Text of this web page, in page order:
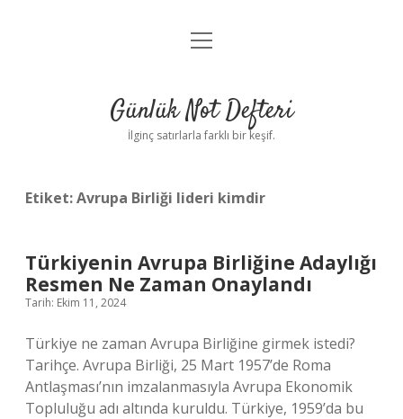
Anasayfa
Yasal Uyarı
menüyü
Günlük Not Defteri
İlginç satırlarla farklı bir keşif.
Etiket:Avrupa Birliği lideri kimdir
Türkiyenin Avrupa Birliğine Adaylığı
Resmen Ne Zaman Onaylandı
Tarih: Ekim 11, 2024
Türkiye ne zaman Avrupa Birliğine girmek istedi?
Tarihçe. Avrupa Birliği, 25 Mart 1957’de Roma
Antlaşması’nın imzalanmasıyla Avrupa Ekonomik
Topluluğu adı altında kuruldu. Türkiye, 1959’da bu